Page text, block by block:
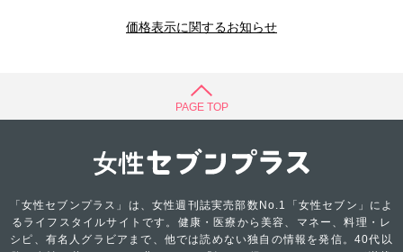
価格表示に関するお知らせ
PAGE TOP
「女性セブンプラス」は、女性週刊誌実売部数No.1「女性セブン」によ
るライフスタイルサイトです。健康・医療から美容、マネー、料理・レ
シピ、有名人グラビアまで、他では読めない独自の情報を発信。40代以